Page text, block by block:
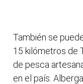
También se
15 kilómetros de
de pesca
en el país.